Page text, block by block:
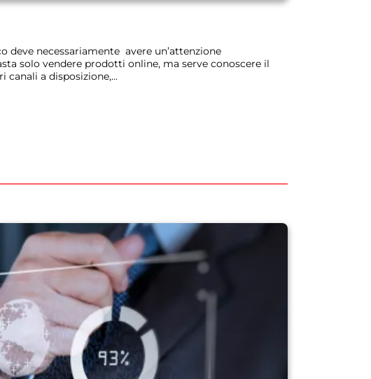
necessariamente avere un’attenzione
solo vendere prodotti online, ma serve conoscere il
canali a disposizione,...